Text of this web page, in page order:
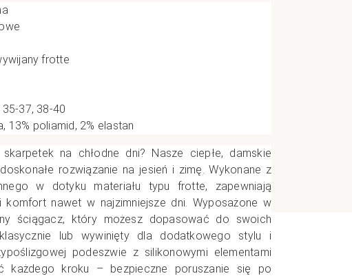
frotte
35-37, 38-40
13% poliamid, 2% elastan
na chłodne dni? Nasze ciepłe, damskie
rozwiązanie na jesień i zimę. Wykonane z
w dotyku materiału typu frotte, zapewniają
komfort nawet w najzimniejsze dni. Wyposażone w
ściągacz, który możesz dopasować do swoich
lub wywinięty dla dodatkowego stylu i
podeszwie z silikonowymi elementami
każdego kroku – bezpieczne poruszanie się po